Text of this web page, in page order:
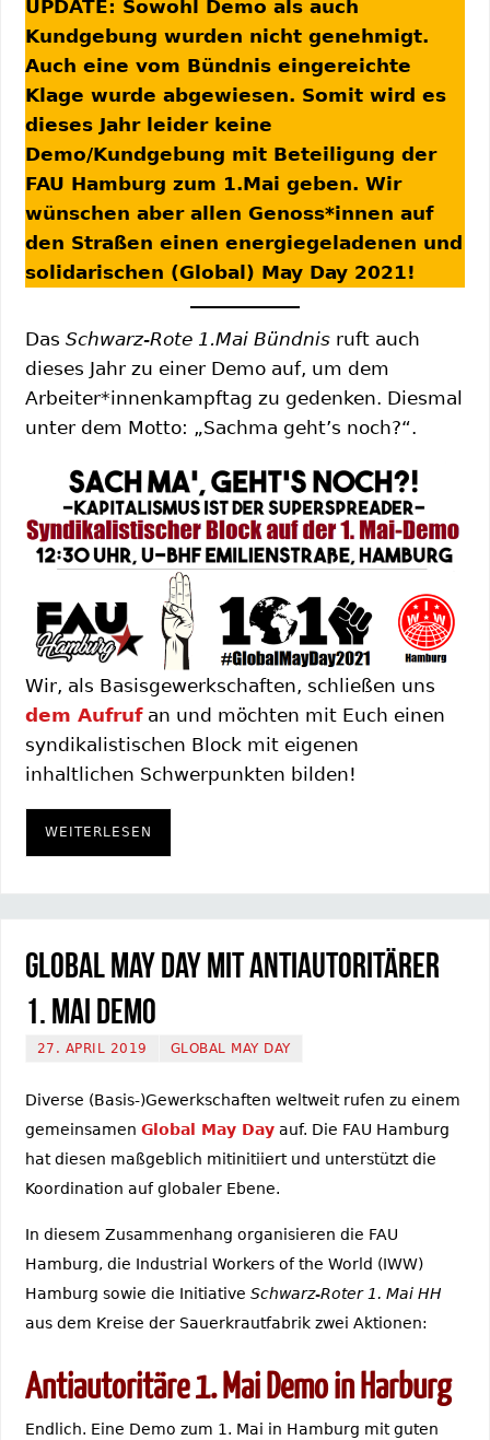
UPDATE: Sowohl Demo als auch
Kundgebung wurden nicht genehmigt.
Auch eine vom Bündnis eingereichte
Klage wurde abgewiesen. Somit wird es
dieses Jahr leider keine
Demo/Kundgebung mit Beteiligung der
FAU Hamburg zum 1.Mai geben. Wir
wünschen aber allen Genoss*innen auf
den Straßen einen energiegeladenen und
solidarischen (Global) May Day 2021!
Das Schwarz-Rote 1.Mai Bündnisruft auch
dieses Jahr zu einer Demo auf, um dem
Arbeiter*innenkampftag zu gedenken. Diesmal
unter dem Motto: „Sachma geht’s noch?“.
Wir, als Basisgewerkschaften, schließen uns
dem Aufrufan und möchten mit Euch einen
syndikalistischen Block mit eigenen
inhaltlichen Schwerpunkten bilden!
WEITERLESEN
Global May Day mit Antiautoritärer
1. Mai Demo
27. APRIL 2019 GLOBAL MAY DAY
Diverse (Basis-)Gewerkschaften weltweit rufen zu einem
gemeinsamen Global May Dayauf. Die FAU Hamburg
hat diesen maßgeblich mitinitiiert und unterstützt die
Koordination auf globaler Ebene.
In diesem Zusammenhang organisieren die FAU
Hamburg, die Industrial Workers of the World (IWW)
Hamburg sowie die Initiative Schwarz-Roter 1. Mai HH
aus dem Kreise der Sauerkrautfabrik zwei Aktionen:
Antiautoritäre 1. Mai Demo in Harburg
Endlich. Eine Demo zum 1. Mai in Hamburg mit guten